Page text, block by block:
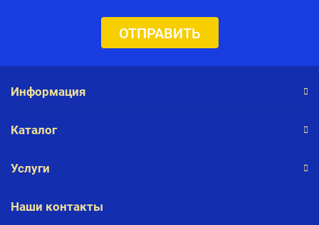
ОТПРАВИТЬ
Информация
Каталог
Услуги
Наши контакты